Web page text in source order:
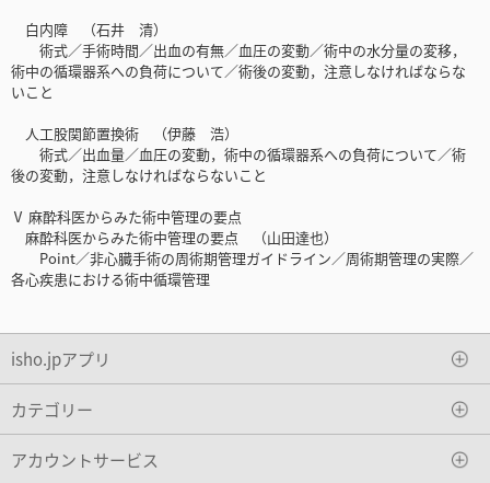
白内障 （石井 清）
術式／手術時間／出血の有無／血圧の変動／術中の水分量の変移，
術中の循環器系への負荷について／術後の変動，注意しなければならな
いこと
人工股関節置換術 （伊藤 浩）
術式／出血量／血圧の変動，術中の循環器系への負荷について／術
後の変動，注意しなければならないこと
Ⅴ 麻酔科医からみた術中管理の要点
麻酔科医からみた術中管理の要点 （山田達也）
Point／非心臓手術の周術期管理ガイドライン／周術期管理の実際／
各心疾患における術中循環管理
isho.jpアプリ
カテゴリー
アカウントサービス